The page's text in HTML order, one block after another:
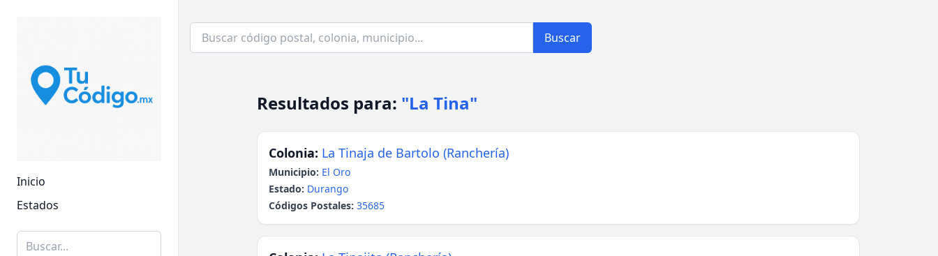
Inicio
Estados
Buscar
Resultados para: "La Tina"
Colonia: La Tinaja de Bartolo (Ranchería)
Municipio: El Oro
Estado: Durango
Códigos Postales: 35685